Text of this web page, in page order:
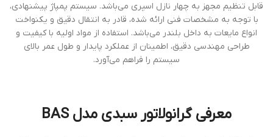
قابل تنظیم مجهز به چهار نازل اسپری می‌باشد. سیستم پمپاژ پیشنهادی،
با توجه به مشخصات فنی ارائه شده، قادر به انتقال دقیق و یکنواخت
انواع مایعات به داخل بلندر می‌باشد. استفاده از مواد اولیه با کیفیت و
طراحی مهندسی دقیق، اطمینان از عملکرد پایدار و طول عمر بالای
سیستم را فراهم می‌آورد.
معرفی گرانولاتور سبدي مدل BAS